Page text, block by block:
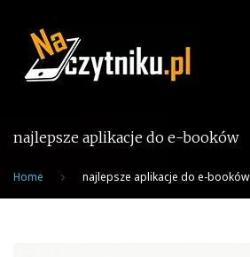
content
najlepsze aplikacje do e-booków
Home najlepsze aplikacje do e-booków